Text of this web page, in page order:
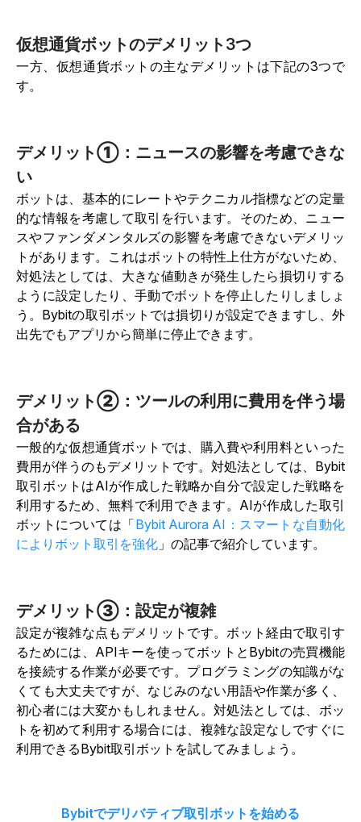
仮想通貨ボットのデメリット3つ
一方、仮想通貨ボットの主なデメリットは下記の3つで
す。
デメリット①：ニュースの影響を考慮できな
い
ボットは、基本的にレートやテクニカル指標などの定量
的な情報を考慮して取引を行います。そのため、ニュー
スやファンダメンタルズの影響を考慮できないデメリッ
トがあります。これはボットの特性上仕方がないため、
対処法としては、大きな値動きが発生したら損切りする
ように設定したり、手動でボットを停止したりしましょ
う。Bybitの取引ボットでは損切りが設定できますし、外
出先でもアプリから簡単に停止できます。
デメリット②：ツールの利用に費用を伴う場
合がある
一般的な仮想通貨ボットでは、購入費や利用料といった
費用が伴うのもデメリットです。対処法としては、Bybit
取引ボットはAIが作成した戦略か自分で設定した戦略を
利用するため、無料で利用できます。AIが作成した取引
ボットについては「Bybit Aurora AI：スマートな自動化
によりボット取引を強化 」の記事で紹介しています。
デメリット③：設定が複雑
設定が複雑な点もデメリットです。ボット経由で取引す
るためには、APIキーを使ってボットとBybitの売買機能
を接続する作業が必要です。プログラミングの知識がな
くても大丈夫ですが、なじみのない用語や作業が多く、
初心者には大変かもしれません。対処法としては、ボッ
トを初めて利用する場合には、複雑な設定なしですぐに
利用できるBybit取引ボットを試してみましょう。
Bybitでデリバティブ取引ボットを始める